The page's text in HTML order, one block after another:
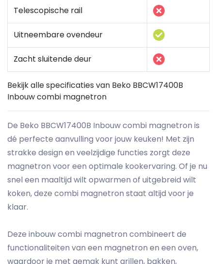
Telescopische rail
Uitneembare ovendeur
Zacht sluitende deur
Bekijk alle specificaties van Beko BBCW17400B
Inbouw combi magnetron
De Beko BBCW17400B Inbouw combi magnetron is
dé perfecte aanvulling voor jouw keuken! Met zijn
strakke design en veelzijdige functies zorgt deze
magnetron voor een optimale kookervaring. Of je nu
snel een maaltijd wilt opwarmen of uitgebreid wilt
koken, deze combi magnetron staat altijd voor je
klaar.
Deze inbouw combi magnetron combineert de
functionaliteiten van een magnetron en een oven,
waardoor je met gemak kunt grillen, bakken,